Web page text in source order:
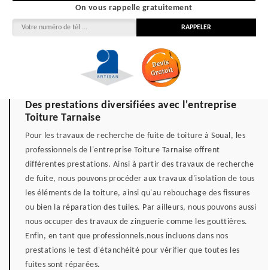
On vous rappelle gratuitement
Des prestations diversifiées avec l'entreprise
Toiture Tarnaise
Pour les travaux de recherche de fuite de toiture à Soual, les
professionnels de l'entreprise Toiture Tarnaise offrent
différentes prestations. Ainsi à partir des travaux de recherche
de fuite, nous pouvons procéder aux travaux d'isolation de tous
les éléments de la toiture, ainsi qu'au rebouchage des fissures
ou bien la réparation des tuiles. Par ailleurs, nous pouvons aussi
nous occuper des travaux de zinguerie comme les gouttières.
Enfin, en tant que professionnels,nous incluons dans nos
prestations le test d'étanchéité pour vérifier que toutes les
fuites sont réparées.